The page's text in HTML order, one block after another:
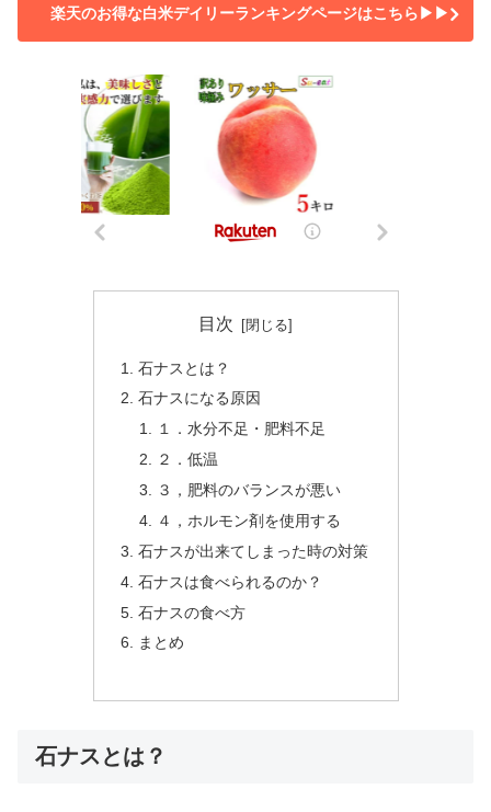
楽天のお得な白米デイリーランキングページはこちら▶▶
目次
石ナスとは？
石ナスになる原因
１．水分不足・肥料不足
２．低温
３，肥料のバランスが悪い
４，ホルモン剤を使用する
石ナスが出来てしまった時の対策
石ナスは食べられるのか？
石ナスの食べ方
まとめ
石ナスとは？